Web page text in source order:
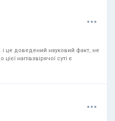
...
це доведений науковий факт, не
напівзвірячої суті є
...